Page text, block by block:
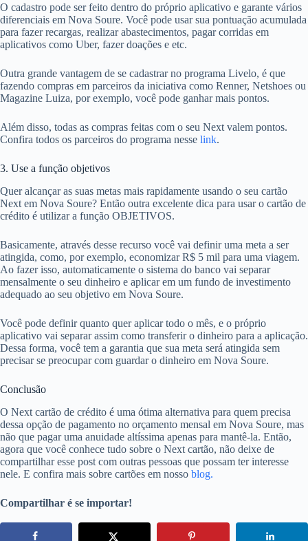
O cadastro pode ser feito dentro do próprio aplicativo e garante vários
diferenciais em Nova Soure. Você pode usar sua pontuação acumulada
para fazer recargas, realizar abastecimentos, pagar corridas em
aplicativos como Uber, fazer doações e etc.
Outra grande vantagem de se cadastrar no programa Livelo, é que
fazendo compras em parceiros da iniciativa como Renner, Netshoes ou
Magazine Luiza, por exemplo, você pode ganhar mais pontos.
Além disso, todas as compras feitas com o seu Next valem pontos.
Confira todos os parceiros do programa nesse link.
3. Use a função objetivos
Quer alcançar as suas metas mais rapidamente usando o seu cartão
Next em Nova Soure? Então outra excelente dica para usar o cartão de
crédito é utilizar a função OBJETIVOS.
Basicamente, através desse recurso você vai definir uma meta a ser
atingida, como, por exemplo, economizar R$ 5 mil para uma viagem.
Ao fazer isso, automaticamente o sistema do banco vai separar
mensalmente o seu dinheiro e aplicar em um fundo de investimento
adequado ao seu objetivo em Nova Soure.
Você pode definir quanto quer aplicar todo o mês, e o próprio
aplicativo vai separar assim como transferir o dinheiro para a aplicação.
Dessa forma, você tem a garantia que sua meta será atingida sem
precisar se preocupar com guardar o dinheiro em Nova Soure.
Conclusão
O Next cartão de crédito é uma ótima alternativa para quem precisa
dessa opção de pagamento no orçamento mensal em Nova Soure, mas
não que pagar uma anuidade altíssima apenas para mantê-la. Então,
agora que você conhece tudo sobre o Next cartão, não deixe de
compartilhar esse post com outras pessoas que possam ter interesse
nele. E confira mais sobre cartões em nosso blog.
Compartilhar é se importar!